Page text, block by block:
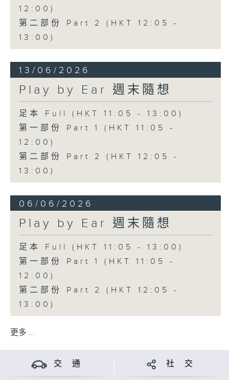
12:00)
第二部份 Part 2 (HKT 12:05 -
13:00)
13/06/2026
Play by Ear 週末隨想
足本 Full (HKT 11:05 - 13:00)
第一部份 Part 1 (HKT 11:05 -
12:00)
第二部份 Part 2 (HKT 12:05 -
13:00)
06/06/2026
Play by Ear 週末隨想
足本 Full (HKT 11:05 - 13:00)
第一部份 Part 1 (HKT 11:05 -
12:00)
第二部份 Part 2 (HKT 12:05 -
13:00)
更多 ...
交 通 社 交